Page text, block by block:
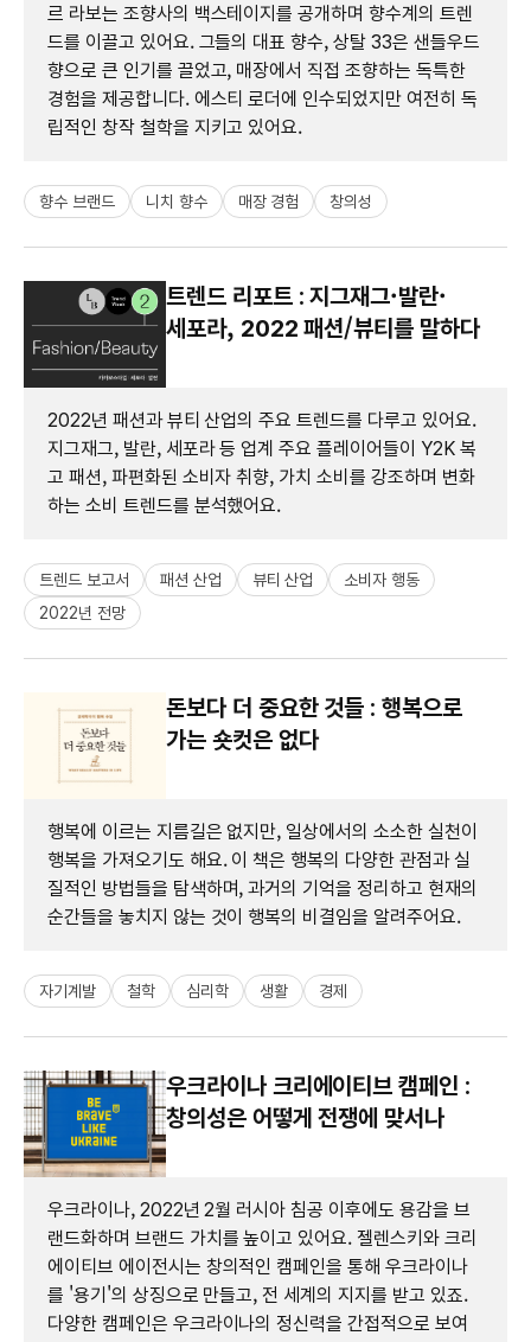
르 라보는 조향사의 백스테이지를 공개하며 향수계의 트렌
드를 이끌고 있어요. 그들의 대표 향수, 상탈 33은 샌들우드
향으로 큰 인기를 끌었고, 매장에서 직접 조향하는 독특한
경험을 제공합니다. 에스티 로더에 인수되었지만 여전히 독
립적인 창작 철학을 지키고 있어요.
향수 브랜드 니치 향수 매장 경험 창의성
트렌드 리포트 : 지그재그·발란·
세포라, 2022 패션/뷰티를 말하다
2022년 패션과 뷰티 산업의 주요 트렌드를 다루고 있어요.
지그재그, 발란, 세포라 등 업계 주요 플레이어들이 Y2K 복
고 패션, 파편화된 소비자 취향, 가치 소비를 강조하며 변화
하는 소비 트렌드를 분석했어요.
트렌드 보고서 패션 산업 뷰티 산업
소비자 행동
2022년 전망
돈보다 더 중요한 것들 : 행복으로
가는 숏컷은 없다
행복에 이르는 지름길은 없지만, 일상에서의 소소한 실천이
행복을 가져오기도 해요. 이 책은 행복의 다양한 관점과 실
질적인 방법들을 탐색하며, 과거의 기억을 정리하고 현재의
순간들을 놓치지 않는 것이 행복의 비결임을 알려주어요.
자기계발 철학 심리학 생활 경제
우크라이나 크리에이티브 캠페인 :
창의성은 어떻게 전쟁에 맞서나
우크라이나, 2022년 2월 러시아 침공 이후에도 용감을 브
랜드화하며 브랜드 가치를 높이고 있어요. 젤렌스키와 크리
에이티브 에이전시는 창의적인 캠페인을 통해 우크라이나
를 '용기'의 상징으로 만들고, 전 세계의 지지를 받고 있죠.
다양한 캠페인은 우크라이나의 정신력을 간접적으로 보여